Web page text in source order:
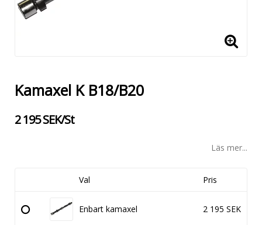
Kamaxel K B18/B20
2 195 SEK/St
Läs mer...
Val Pris
Enbart kamaxel 2 195 SEK